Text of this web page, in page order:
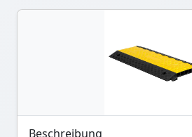
Beschreibung